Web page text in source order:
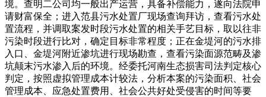
境。查明二公司均一般出产运营，具备补偿能力，遂向法院申
请财富保全；进入范县污水处置厂现场查询拜访，查看污水处
置流程，并调取案发时段污水处置的相关手艺目标，取以往非
污染时段进行比对，确定目标非常程度；正在金堤河的污水排
入口、金堤河附近渗坑进行现场勘查，查看污染面源范畴及渗
坑颠末污水渗入后的环境。经委托河南生态损害司法判定核心
判定，按照虚拟管理成本计较法，分析本案的污染面积、社会
管理成本、应急处置费用、社会公共好处受侵害的时间等要